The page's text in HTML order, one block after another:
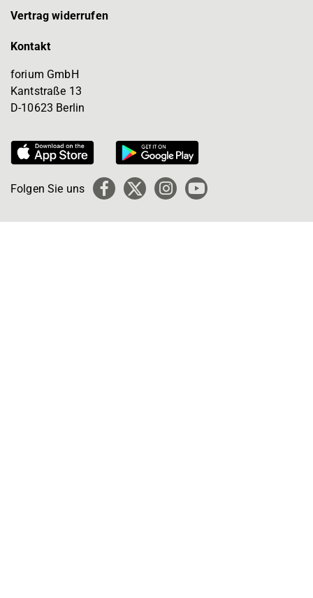
Vertrag widerrufen
Kontakt
forium GmbH
Kantstraße 13
D-10623 Berlin
Folgen Sie uns Facebook
X
Instagram